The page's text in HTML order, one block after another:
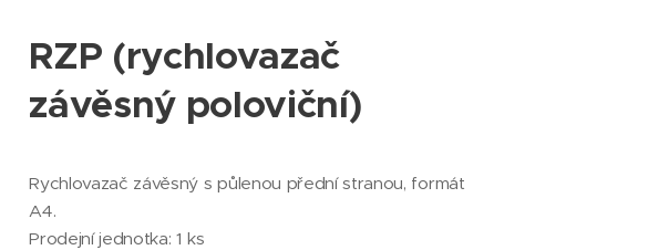
RZP (rychlovazač
závěsný poloviční)
Rychlovazač závěsný s půlenou přední stranou, formát
A4.
Prodejní jednotka: 1 ks